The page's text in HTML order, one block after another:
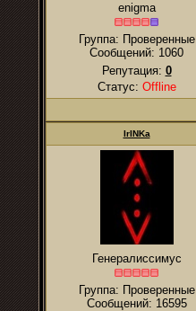
enigma
Группа: Проверенные
Сообщений: 1060
Репутация: 0
Статус: Offline
IrINKa
Генералиссимус
Группа: Проверенные
Сообщений: 16595